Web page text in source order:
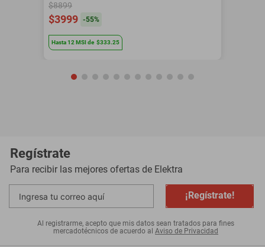
$8899
$3999 -55%
Hasta12 MSIde $333.25
Regístrate
Para recibir las mejores ofertas de Elektra
¡Regístrate!
Al registrarme, acepto que mis datos sean tratados para fines
mercadotécnicos de acuerdo al Aviso de Privacidad